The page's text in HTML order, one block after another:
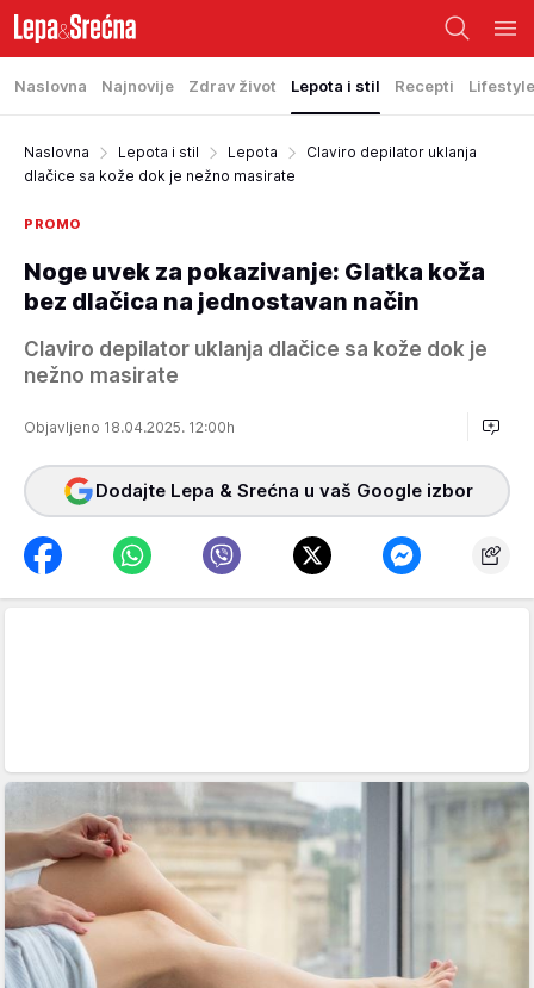
Naslovna Najnovije Zdrav život Lepota i stil Recepti Lifestyle
Naslovna Lepota i stil Lepota
Claviro depilator uklanja
dlačice sa kože dok je nežno masirate
PROMO
Noge uvek za pokazivanje: Glatka koža
bez dlačica na jednostavan način
Claviro depilator uklanja dlačice sa kože dok je
nežno masirate
Objavljeno 18.04.2025. 12:00h
Dodajte Lepa & Srećna u vaš Google izbor